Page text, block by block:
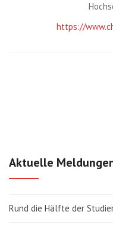
https://
Aktuelle
Rund die Hälfte der